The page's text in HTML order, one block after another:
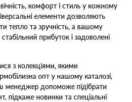
комфорт і стиль у кожному
елементи дозволяють
тепло та зручність, а вашому
прибуток і задоволені
з колекціями, якими
опт у нашому каталозі,
менеджер допоможе підібрати
підкаже новинки та спеціальні